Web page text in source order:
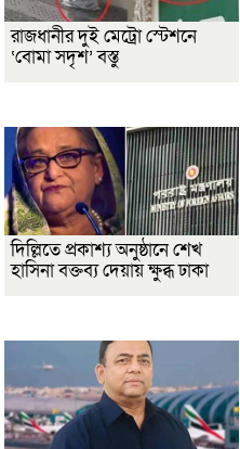
রাজধানীর দুই মেট্রো স্টেশনে
‘বোমা সদৃশ’ বস্তু
দিল্লিতে প্রকাশ্য অনুষ্ঠানে শেখ
হাসিনা বক্তব্য দেয়ায় ক্ষুব্ধ ঢাকা